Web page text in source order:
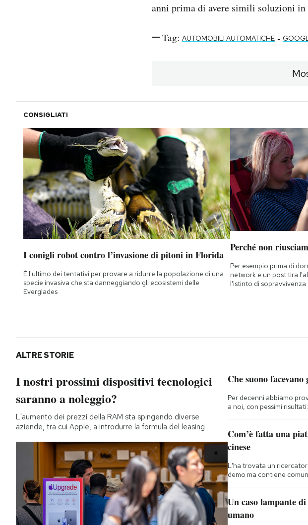
anni prima di avere simili soluzioni in
Tag: AUTOMOBILI AUTOMATICHE -
CONSIGLIATI
I conigli robot contro l’invasione di pitoni in Florida
È l'ultimo dei tentativi per provare a ridurre la popolazione di una
specie invasiva che sta danneggiando gli ecosistemi delle
Everglades
Perché non
Per esempio prima di
network e un post tira
l'istinto di sopravvivenza
ALTRE STORIE
I nostri prossimi dispositivi tecnologici
saranno a noleggio?
L'aumento dei prezzi della RAM sta spingendo diverse
aziende, tra cui Apple, a introdurre la formula del leasing
Che suono
Per decenni abbiamo
a noi, con pessimi
Com’è fatta una
cinese
L'ha trovata un
demo ma contiene
Un caso lampante
umano